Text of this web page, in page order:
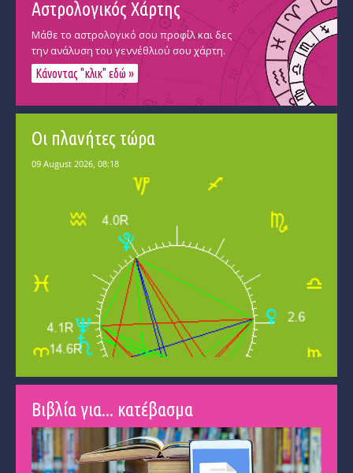
Αστρολογικός Χάρτης
Μάθε το αστρολογικό σου προφίλ και δες
την ανάλυση του γεννέθλιού σου χάρτη.
Κάνοντας "κλικ" εδώ »
Οι πλανήτες τώρα
Βιβλία για... κατέβασμα